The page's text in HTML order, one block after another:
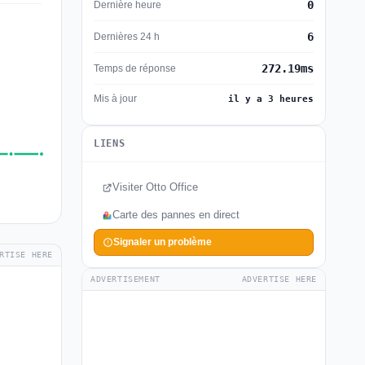
HERE
Dernière heure 0
Dernières 24 h 6
Temps de réponse 272.19ms
Mis à jour il y a 3 heures
LIENS
Visiter Otto Office
Carte des pannes en direct
Signaler un problème
ADVERTISEMENT ADVERTISE HERE